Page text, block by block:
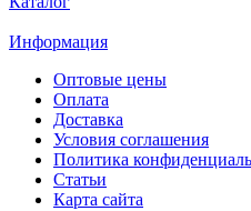
Информация
Оптовые цены
Оплата
Доставка
Условия соглашения
Политика
Статьи
Карта сайта